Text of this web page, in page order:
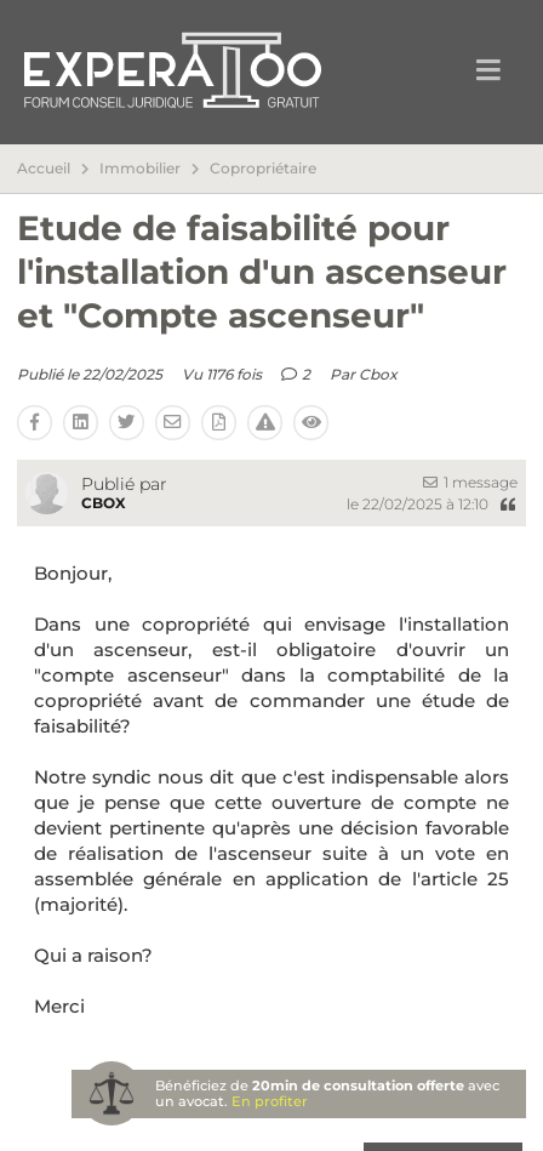
Accueil Immobilier Copropriétaire
Etude de faisabilité pour
l'installation d'un ascenseur
et "Compte ascenseur"
Publié le 22/02/2025 Vu 1176 fois 2 Par Cbox
Publié par
CBOX
1 message
le 22/02/2025 à 12:10
Bonjour,
Dans une copropriété qui envisage l'installation
d'un ascenseur, est-il obligatoire d'ouvrir un
"compte ascenseur" dans la comptabilité de la
copropriété avant de commander une étude de
faisabilité?
Notre syndic nous dit que c'est indispensable alors
que je pense que cette ouverture de compte ne
devient pertinente qu'après une décision favorable
de réalisation de l'ascenseur suite à un vote en
assemblée générale en application de l'article 25
(majorité).
Qui a raison?
Merci
Bénéficiez de20min de consultation offerte avec
un avocat. En profiter